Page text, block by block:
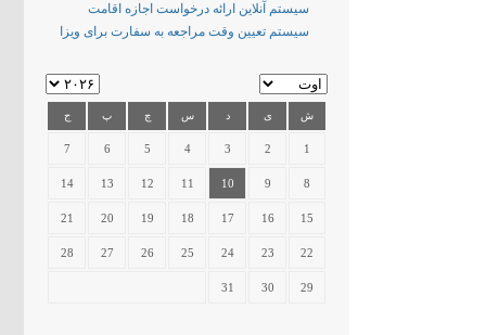
سیستم آنلاین ارائه درخواست اجازه اقامت
سیستم تعیین وقت مراجعه به سفارت برای ویزا
ش ی د س چ پ ج
1
2
3
4
5
6
7
8
9
10
11
12
13
14
15
16
17
18
19
20
21
22
23
24
25
26
27
28
29
30
31